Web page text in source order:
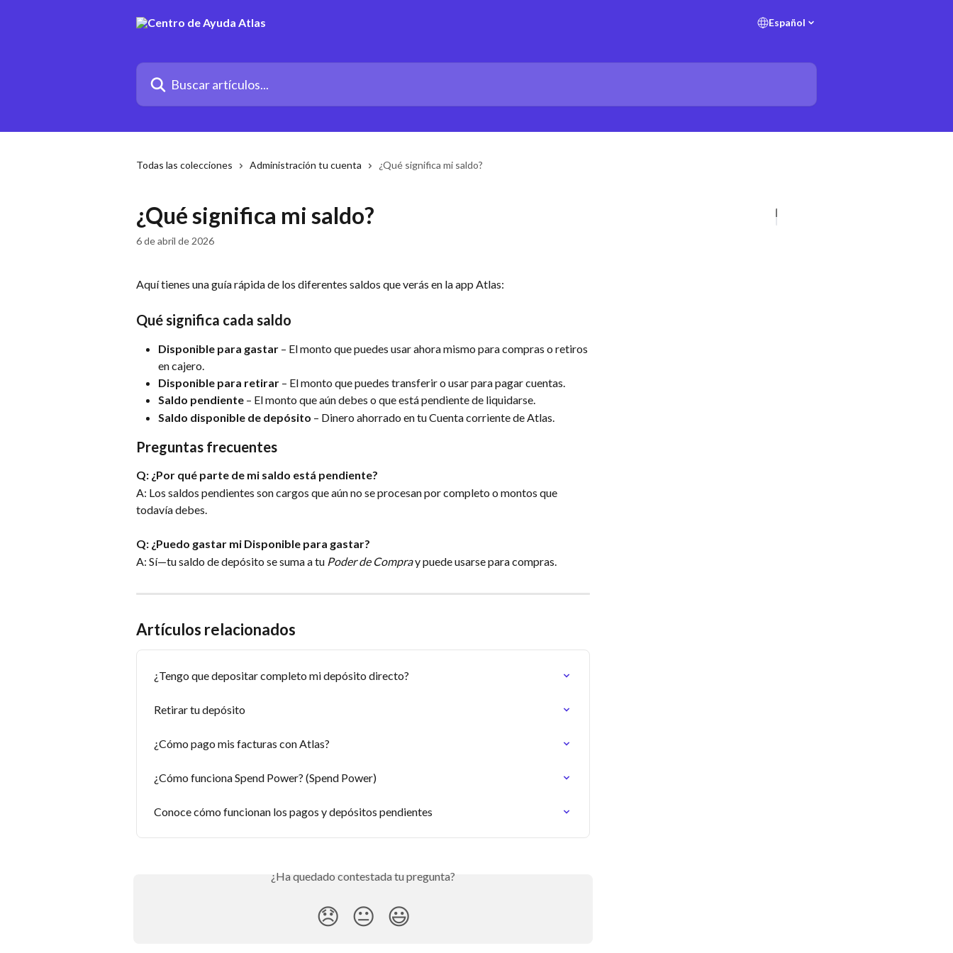
Español
Buscar artículos...
Todas las colecciones Administración tu cuenta ¿Qué significa mi saldo?
¿Qué significa mi saldo?
6 de abril de 2026
Aquí tienes una guía rápida de los diferentes saldos que verás en la app Atlas:
Qué significa cada saldo
Disponible para gastar – El monto que puedes usar ahora mismo para compras o retiros
en cajero.
Disponible para retirar – El monto que puedes transferir o usar para pagar cuentas.
Saldo pendiente – El monto que aún debes o que está pendiente de liquidarse.
Saldo disponible de depósito – Dinero ahorrado en tu Cuenta corriente de Atlas.
Preguntas frecuentes
Q: ¿Por qué parte de mi saldo está pendiente?
A: Los saldos pendientes son cargos que aún no se procesan por completo o montos que
todavía debes.
Q: ¿Puedo gastar mi Disponible para gastar?
A: Sí—tu saldo de depósito se suma a tu Poder de Compra y puede usarse para compras.
Artículos relacionados
¿Tengo que depositar completo mi depósito directo?
Retirar tu depósito
¿Cómo pago mis facturas con Atlas?
¿Cómo funciona Spend Power? (Spend Power)
Conoce cómo funcionan los pagos y depósitos pendientes
¿Ha quedado contestada tu pregunta?
😞 😐 😃